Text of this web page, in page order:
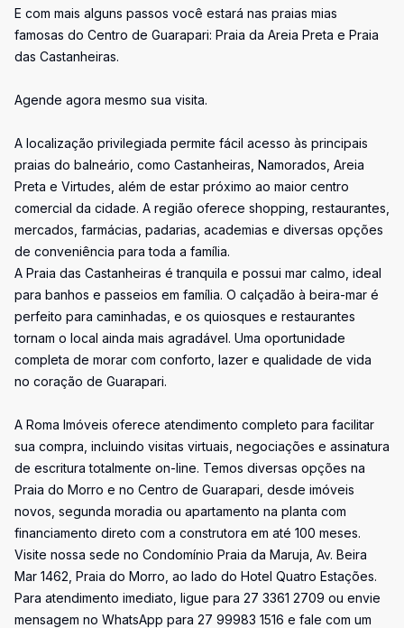
E com mais alguns passos você estará nas praias mias
famosas do Centro de Guarapari: Praia da Areia Preta e Praia
das Castanheiras.
Agende agora mesmo sua visita.
A localização privilegiada permite fácil acesso às principais
praias do balneário, como Castanheiras, Namorados, Areia
Preta e Virtudes, além de estar próximo ao maior centro
comercial da cidade. A região oferece shopping, restaurantes,
mercados, farmácias, padarias, academias e diversas opções
de conveniência para toda a família.
A Praia das Castanheiras é tranquila e possui mar calmo, ideal
para banhos e passeios em família. O calçadão à beira-mar é
perfeito para caminhadas, e os quiosques e restaurantes
tornam o local ainda mais agradável. Uma oportunidade
completa de morar com conforto, lazer e qualidade de vida
no coração de Guarapari.
A Roma Imóveis oferece atendimento completo para facilitar
sua compra, incluindo visitas virtuais, negociações e assinatura
de escritura totalmente on-line. Temos diversas opções na
Praia do Morro e no Centro de Guarapari, desde imóveis
novos, segunda moradia ou apartamento na planta com
financiamento direto com a construtora em até 100 meses.
Visite nossa sede no Condomínio Praia da Maruja, Av. Beira
Mar 1462, Praia do Morro, ao lado do Hotel Quatro Estações.
Para atendimento imediato, ligue para 27 3361 2709 ou envie
mensagem no WhatsApp para 27 99983 1516 e fale com um